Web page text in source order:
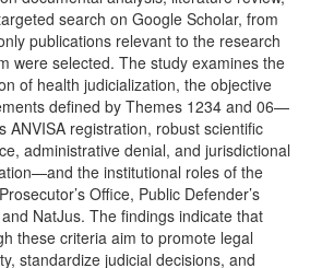
search on Google Scholar, from
publications relevant to the research
were selected. The study examines the
of health judicialization, the objective
defined by Themes 1234 and 06—
ANVISA registration, robust scientific
administrative denial, and jurisdictional
the institutional roles of the
Office, Public Defender’s
NatJus. The findings indicate that
these criteria aim to promote legal
standardize judicial decisions, and